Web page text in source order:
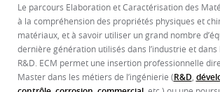
Le parcours Elaboration et Caractérisation des
à la compréhension des propriétés physiques et
matériaux, et à savoir utiliser un grand nombre
dernière génération utilisés dans l’industrie et
R&D. ECM permet une insertion professionnelle
Master dans les métiers de l’ingénierie (R&D,